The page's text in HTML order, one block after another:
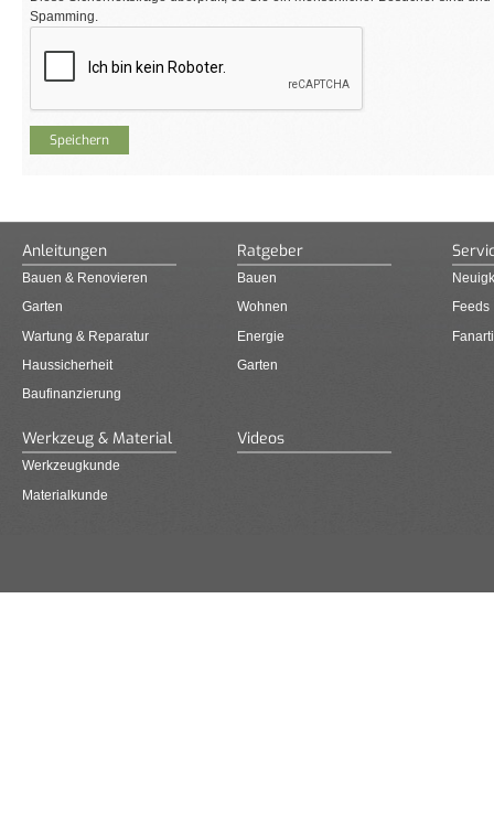
Spamming.
Anleitungen
Bauen & Renovieren
Garten
Wartung & Reparatur
Haussicherheit
Baufinanzierung
Ratgeber
Bauen
Wohnen
Energie
Garten
Feeds
Werkzeug & Material
Werkzeugkunde
Materialkunde
Videos